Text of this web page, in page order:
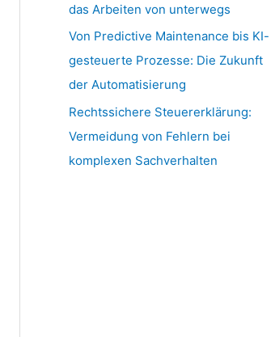
das Arbeiten von unterwegs
Von Predictive Maintenance bis KI-
gesteuerte Prozesse: Die Zukunft
der Automatisierung
Rechtssichere Steuererklärung:
Vermeidung von Fehlern bei
komplexen Sachverhalten